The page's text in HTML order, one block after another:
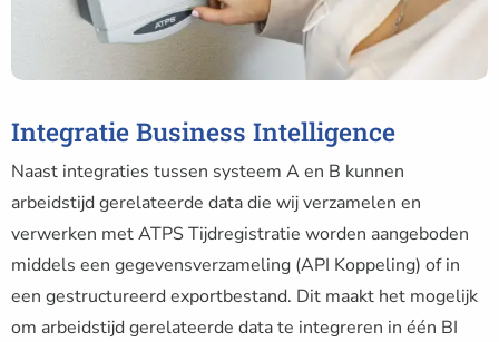
Integratie Business Intelligence
Naast integraties tussen systeem A en B kunnen
arbeidstijd gerelateerde data die wij verzamelen en
verwerken met ATPS Tijdregistratie worden aangeboden
middels een gegevensverzameling (API Koppeling) of in
een gestructureerd exportbestand. Dit maakt het mogelijk
om arbeidstijd gerelateerde data te integreren in één BI